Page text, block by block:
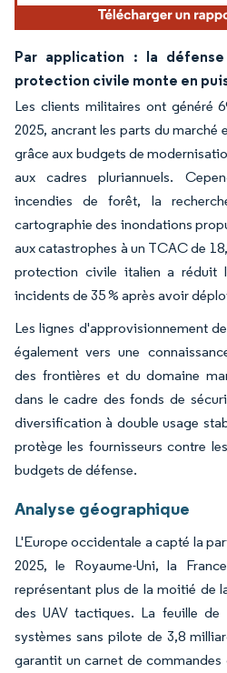
Par application : la
protection civile monte en
Les clients militaires ont généré
2025, ancrant les parts du marché
grâce aux budgets de
aux cadres pluriannuels.
incendies de forêt, la
cartographie des inondations
aux catastrophes à un TCAC de
protection civile italien a réduit
incidents de 35 % après avoir
Les lignes d'approvisionnement
également vers une
des frontières et du domaine
dans le cadre des fonds de
diversification à double usage
protège les fournisseurs contre
budgets de défense.
Analyse géographique
L'Europe occidentale a capté la
2025, le Royaume-Uni, la
représentant plus de la moitié de
des UAV tactiques. La feuille
systèmes sans pilote de 3,8
garantit un carnet de